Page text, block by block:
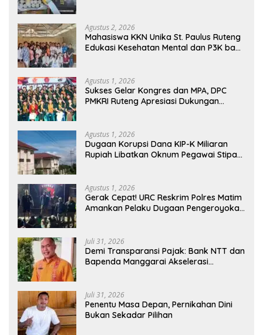
Agustus 2, 2026
Mahasiswa KKN Unika St. Paulus Ruteng
Edukasi Kesehatan Mental dan P3K bagi
Agustus 1, 2026
Sukses Gelar Kongres dan MPA, DPC
PMKRI Ruteng Apresiasi Dukungan
Agustus 1, 2026
Dugaan Korupsi Dana KIP-K Miliaran
Rupiah Libatkan Oknum Pegawai Stipas
Agustus 1, 2026
Gerak Cepat! URC Reskrim Polres Matim
Amankan Pelaku Dugaan Pengeroyokan
Juli 31, 2026
​Demi Transparansi Pajak: Bank NTT dan
Bapenda Manggarai Akselerasi
Juli 31, 2026
Penentu Masa Depan, Pernikahan Dini
Bukan Sekadar Pilihan